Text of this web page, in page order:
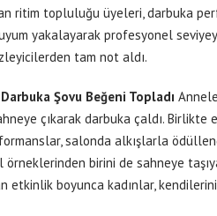
ritim topluluğu üyeleri, darbuka
yakalayarak profesyonel
tam not aldı.
Şovu Beğeni Topladı
çıkarak darbuka çaldı.
salonda alkışlarla
örneklerinden birini de sahneye
etkinlik boyunca kadınlar,